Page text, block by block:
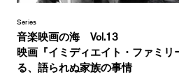
Series
音楽映画の海 Vol.13
映画『イミディエイト・ファミリ
る、語られぬ家族の事情